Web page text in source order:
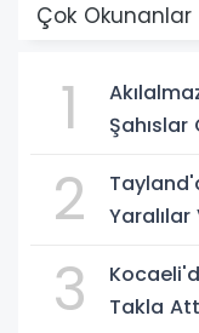
Çok Okunanlar
1
2
Yaralılar
3
Takla